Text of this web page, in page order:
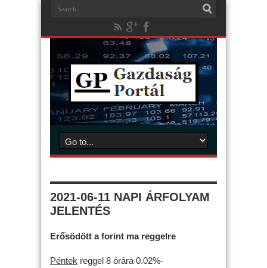
2021-06-11 NAPI ÁRFOLYAM
JELENTÉS
Erősödött a forint ma reggelre
Péntek reggel 8 órára 0.02%-